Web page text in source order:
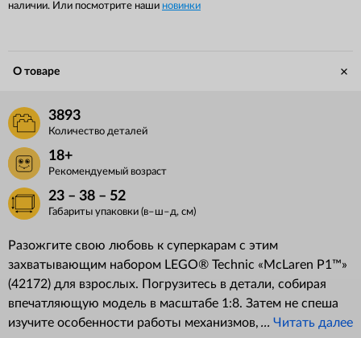
наличии. Или посмотрите наши новинки
О товаре
3893
Количество деталей
18+
Рекомендуемый возраст
23 – 38 – 52
Габариты упаковки (в–ш–д, см)
Разожгите свою любовь к суперкарам с этим
захватывающим набором LEGO® Technic «McLaren P1™»
(42172) для взрослых. Погрузитесь в детали, собирая
впечатляющую модель в масштабе 1:8. Затем не спеша
изучите особенности работы механизмов, прежде чем с
... Читать далее